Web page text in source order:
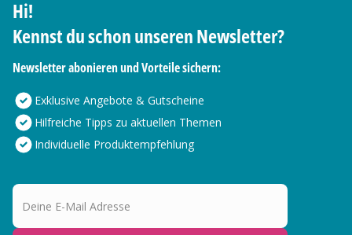
Hi!
Kennst du schon unseren Newsletter?
Newsletter abonieren und Vorteile sichern:
Exklusive Angebote & Gutscheine
Hilfreiche Tipps zu aktuellen Themen
Individuelle Produktempfehlung
Deine E-Mail Adresse